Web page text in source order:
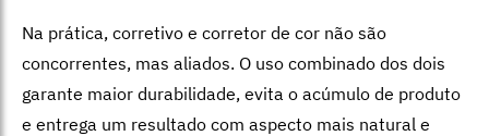
Na prática, corretivo e corretor de cor não são
concorrentes, mas aliados. O uso combinado dos dois
garante maior durabilidade, evita o acúmulo de produto
e entrega um resultado com aspecto mais natural e